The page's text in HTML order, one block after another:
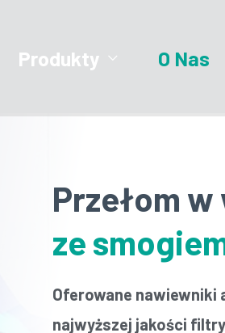
Produkty O Nas
Przełom
ze
Oferowane nawiewniki
najwyższej jakości